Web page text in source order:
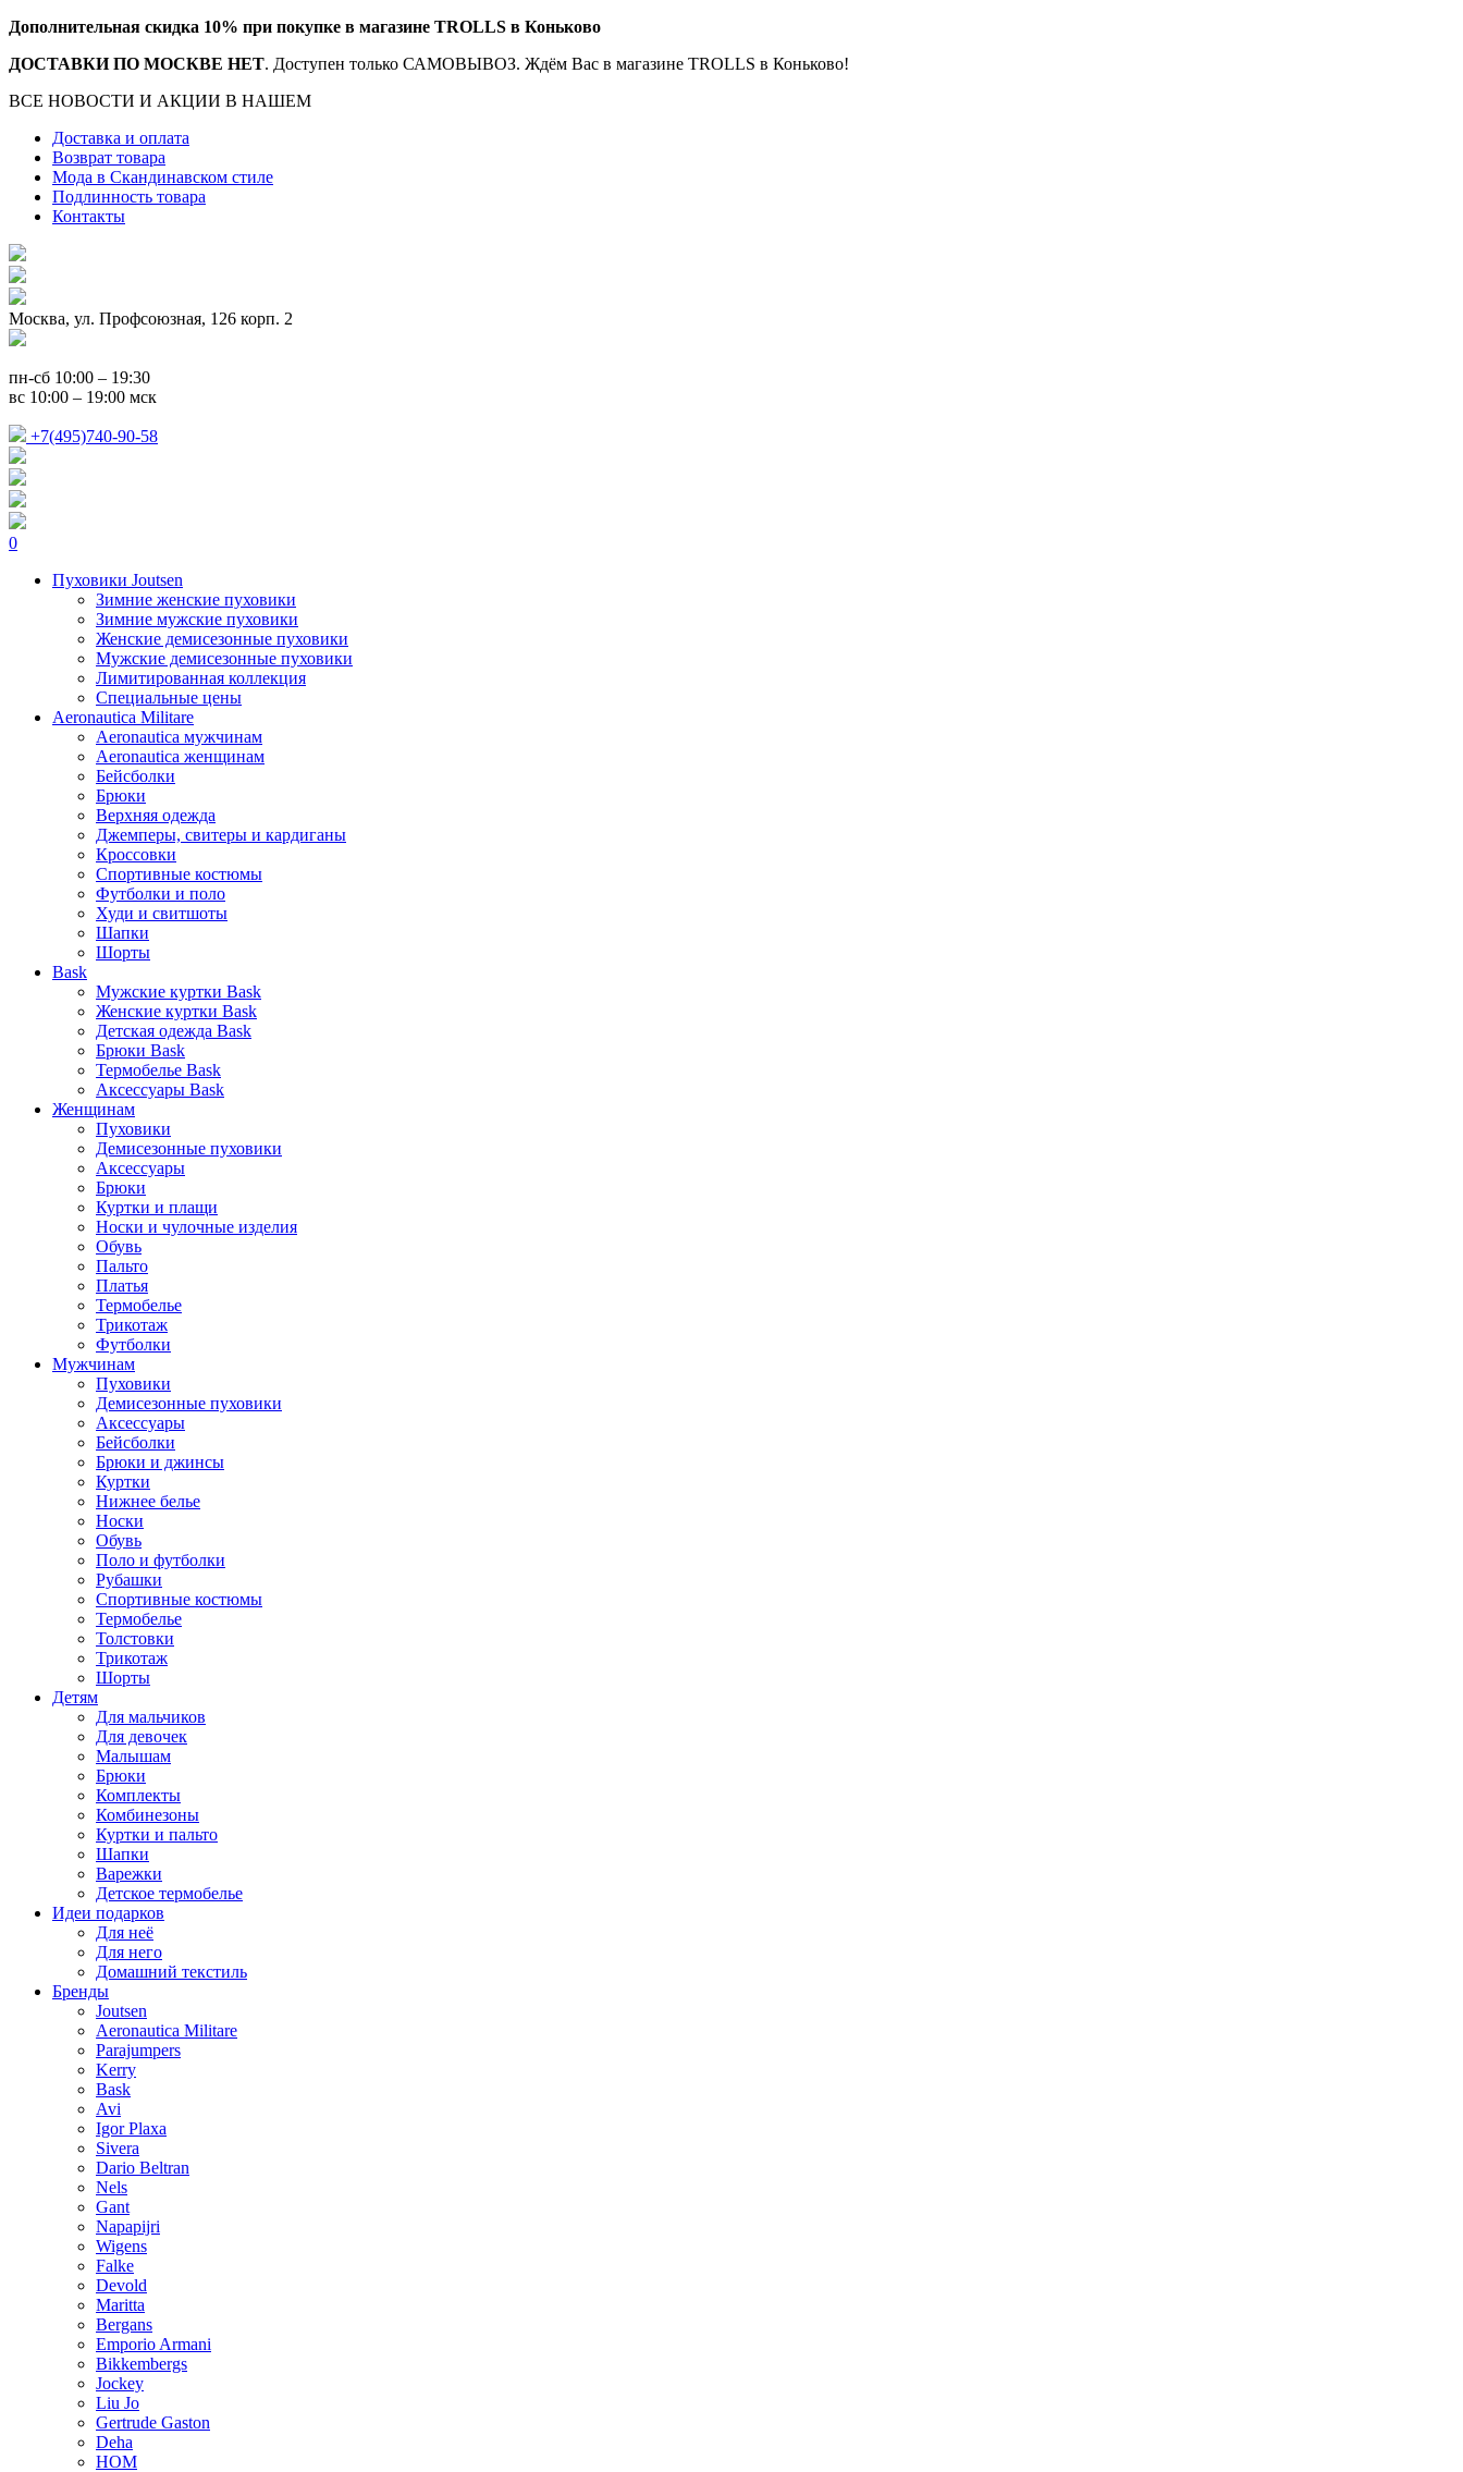
Дополнительная скидка 10% при покупке в магазине TROLLS в Коньково
ДОСТАВКИ ПО МОСКВЕ НЕТ. Доступен только САМОВЫВОЗ. Ждём Вас в магазине TROLLS в Коньково!
ВСЕ НОВОСТИ И АКЦИИ В НАШЕМ
Доставка и оплата
Возврат товара
Мода в Скандинавском стиле
Подлинность товара
Контакты
Москва, ул. Профсоюзная, 126 корп. 2
пн-сб 10:00 – 19:30
вс 10:00 – 19:00 мск
+7(495)740-90-58
0
Пуховики Joutsen
Зимние женские пуховики
Зимние мужские пуховики
Женские демисезонные пуховики
Мужские демисезонные пуховики
Лимитированная коллекция
Специальные цены
Aeronautica Militare
Aeronautica мужчинам
Aeronautica женщинам
Бейсболки
Брюки
Верхняя одежда
Джемперы, свитеры и кардиганы
Кроссовки
Спортивные костюмы
Футболки и поло
Худи и свитшоты
Шапки
Шорты
Bask
Мужские куртки Bask
Женские куртки Bask
Детская одежда Bask
Брюки Bask
Термобелье Bask
Аксессуары Bask
Женщинам
Пуховики
Демисезонные пуховики
Аксессуары
Брюки
Куртки и плащи
Носки и чулочные изделия
Обувь
Пальто
Платья
Термобелье
Трикотаж
Футболки
Мужчинам
Пуховики
Демисезонные пуховики
Аксессуары
Бейсболки
Брюки и джинсы
Куртки
Нижнее белье
Носки
Обувь
Поло и футболки
Рубашки
Спортивные костюмы
Термобелье
Толстовки
Трикотаж
Шорты
Детям
Для мальчиков
Для девочек
Малышам
Брюки
Комплекты
Комбинезоны
Куртки и пальто
Шапки
Варежки
Детское термобелье
Идеи подарков
Для неё
Для него
Домашний текстиль
Бренды
Joutsen
Aeronautica Militare
Parajumpers
Kerry
Bask
Avi
Igor Plaxa
Sivera
Dario Beltran
Nels
Gant
Napapijri
Wigens
Falke
Devold
Maritta
Bergans
Emporio Armani
Bikkembergs
Jockey
Liu Jo
Gertrude Gaston
Deha
HOM